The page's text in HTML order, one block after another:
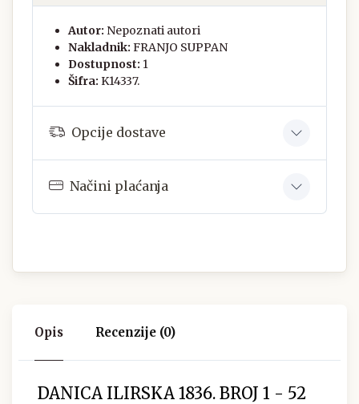
Autor: Nepoznati autori
Nakladnik: FRANJO SUPPAN
Dostupnost: 1
Šifra: K14337.
Opcije dostave
Načini plaćanja
Opis Recenzije (0)
DANICA ILIRSKA 1836. BROJ 1 - 52